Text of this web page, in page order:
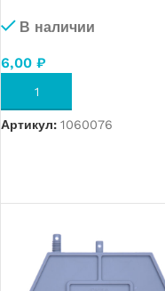
В наличии
6,00 ₽
В КОРЗИНУ
Артикул: 1060076